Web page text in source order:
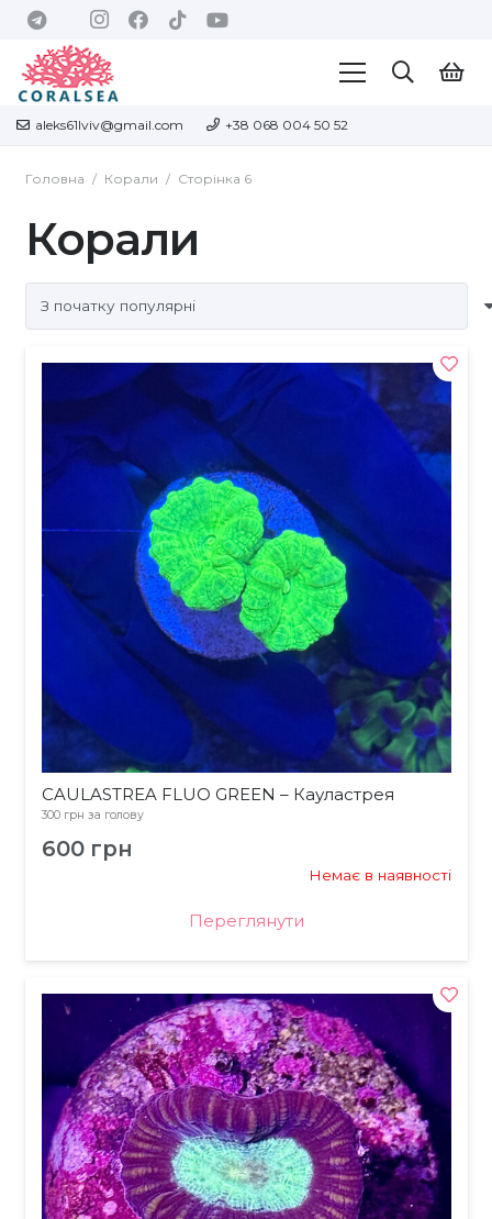
aleks61lviv@gmail.com +38 068 004 50 52
Головна / Корали / Сторінка 6
Корали
CAULASTREA FLUO GREEN – Кауластрея
300 грн за голову
600 грн
Немає в наявності
Переглянути